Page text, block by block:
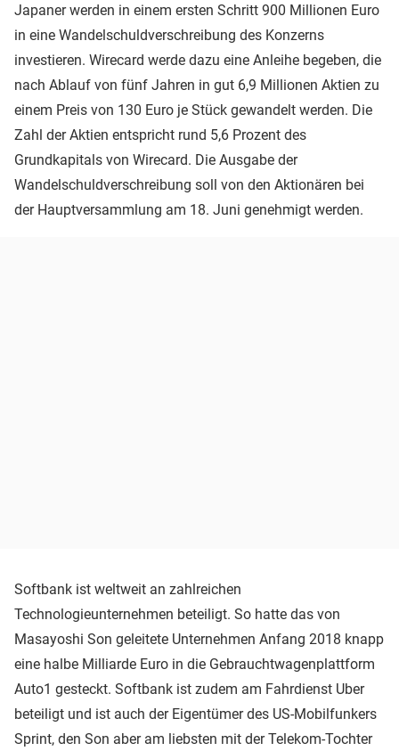
Japaner werden in einem ersten Schritt 900 Millionen Euro
in eine Wandelschuldverschreibung des Konzerns
investieren. Wirecard werde dazu eine Anleihe begeben, die
nach Ablauf von fünf Jahren in gut 6,9 Millionen Aktien zu
einem Preis von 130 Euro je Stück gewandelt werden. Die
Zahl der Aktien entspricht rund 5,6 Prozent des
Grundkapitals von Wirecard. Die Ausgabe der
Wandelschuldverschreibung soll von den Aktionären bei
der Hauptversammlung am 18. Juni genehmigt werden.
Softbank ist weltweit an zahlreichen
Technologieunternehmen beteiligt. So hatte das von
Masayoshi Son geleitete Unternehmen Anfang 2018 knapp
eine halbe Milliarde Euro in die Gebrauchtwagenplattform
Auto1 gesteckt. Softbank ist zudem am Fahrdienst Uber
beteiligt und ist auch der Eigentümer des US-Mobilfunkers
Sprint, den Son aber am liebsten mit der Telekom-Tochter